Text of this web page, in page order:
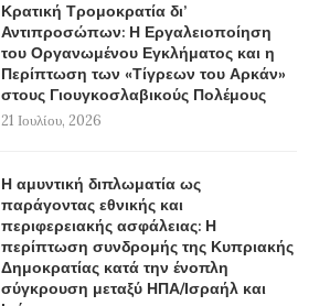
Κρατική Τρομοκρατία δι’
Αντιπροσώπων: Η Εργαλειοποίηση
του Οργανωμένου Εγκλήματος και η
Περίπτωση των «Τίγρεων του Αρκάν»
στους Γιουγκοσλαβικούς Πολέμους
21 Ιουλίου, 2026
Η αμυντική διπλωματία ως
παράγοντας εθνικής και
περιφερειακής ασφάλειας: Η
περίπτωση συνδρομής της Κυπριακής
Δημοκρατίας κατά την ένοπλη
σύγκρουση μεταξύ ΗΠΑ/Ισραήλ και